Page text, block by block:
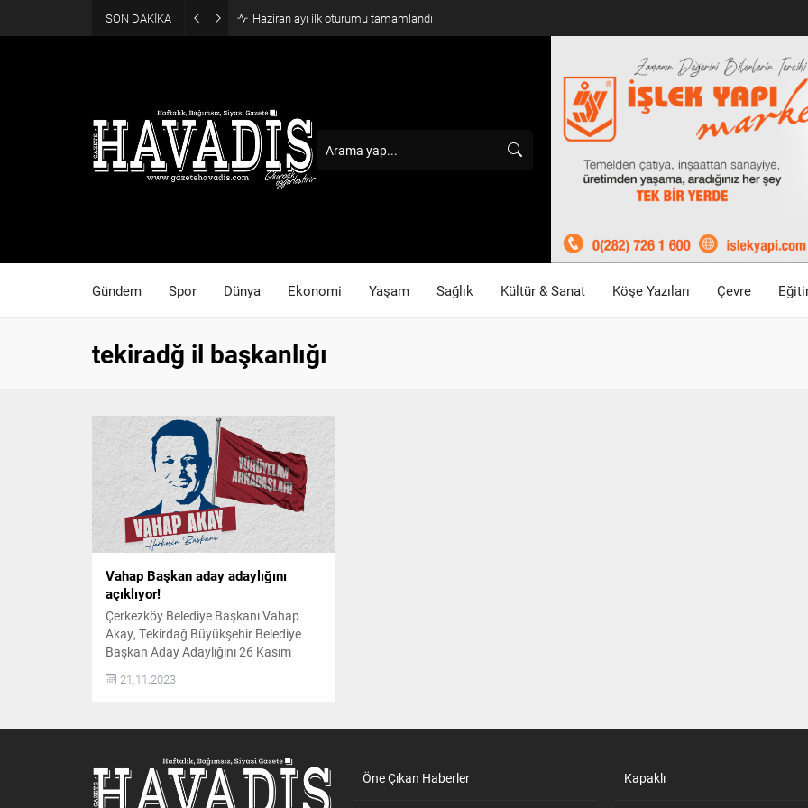
SON DAKİKA Haziran ayı ilk oturumu tamamlandı
Gündem Spor Dünya Ekonomi Yaşam Sağlık Kültür & Sanat Köşe Yazıları Çevre
tekiradğ il başkanlığı
Vahap Başkan aday adaylığını
açıklıyor!
Çerkezköy Belediye Başkanı Vahap
Akay, Tekirdağ Büyükşehir Belediye
Başkan Aday Adaylığını 26 Kasım
Pazar günü CHP Tekirdağ İl
Başkanlığı’nda açıklayacak Çerkezköy
Belediye Başkan Aday Adaylığını
açıklayacağını belirtti. Başkan Akay,
“Tekirdağ için yola çıkıyor; aday
21.11.2023
Öne Çıkan Haberler Kapaklı